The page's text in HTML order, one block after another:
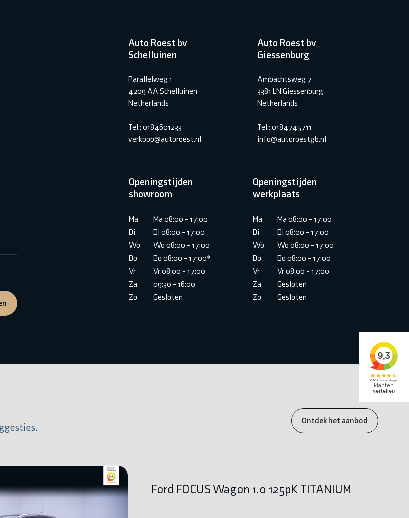
Auto Roest bv
Schelluinen
Parallelweg 1
4209 AA Schelluinen
Netherlands
Tel.: 0184601233
verkoop@autoroest.nl
Auto Roest bv
Giessenburg
Ambachtsweg 7
3381 LN Giessenburg
Netherlands
Tel.: 0184745711
info@autoroestgb.nl
Openingstijden
showroom
Ma
Ma 08:00 - 17:00
Di
Di 08:00 - 17:00
Wo
Wo 08:00 - 17:00
Do
Do 08:00 - 17:00*
Vr
Vr 08:00 - 17:00
Za
09:30 - 16:00
Zo
Gesloten
Openingstijden
werkplaats
Ma
Ma 08:00 - 17:00
Di
Di 08:00 - 17:00
Wo
Wo 08:00 - 17:00
Do
Do 08:00 - 17:00
Vr
Vr 08:00 - 17:00
Za
Gesloten
Zo
Gesloten
Ontdek het aanbod
Ford FOCUS Wagon 1.0 125pK TITANIUM